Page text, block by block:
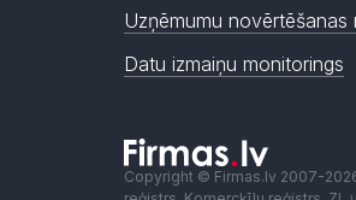
Uzņēmumu novērtēšanas
Datu izmaiņu monitorings
Copyright © Firmas.lv 2007-